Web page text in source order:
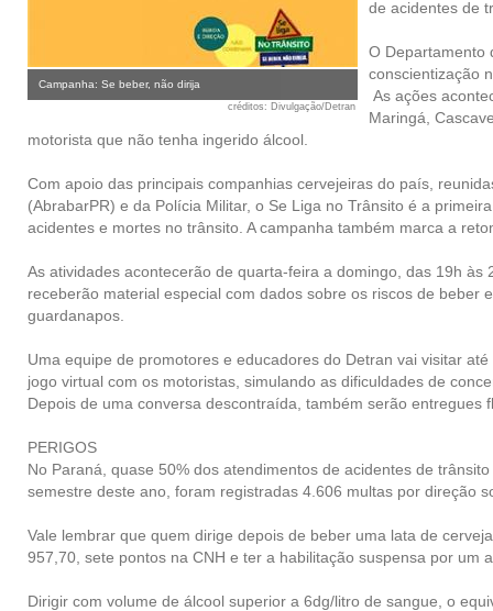
Campanha: Se beber, não dirija
créditos: Divulgação/Detran
de acidentes de
O Departamento
conscientização
As ações
Maringá,
motorista que não tenha ingerido álcool.
Com apoio das principais companhias cervejeiras do país,
(AbrabarPR) e da Polícia Militar, o Se Liga no Trânsito é a
acidentes e mortes no trânsito. A campanha também marca a
As atividades acontecerão de quarta-feira a domingo, das 19h
receberão material especial com dados sobre os riscos de
guardanapos.
Uma equipe de promotores e educadores do Detran vai visitar
jogo virtual com os motoristas, simulando as dificuldades de
Depois de uma conversa descontraída, também serão entregues
PERIGOS
No Paraná, quase 50% dos atendimentos de acidentes de
semestre deste ano, foram registradas 4.606 multas por direção
Vale lembrar que quem dirige depois de beber uma lata de
957,70, sete pontos na CNH e ter a habilitação suspensa por um
Dirigir com volume de álcool superior a 6dg/litro de sangue, o